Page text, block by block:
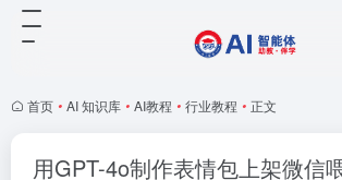
首页 • AI 知识库 • AI教程 • 行业教程 • 正文
用GPT-4o制作表情包上架微信